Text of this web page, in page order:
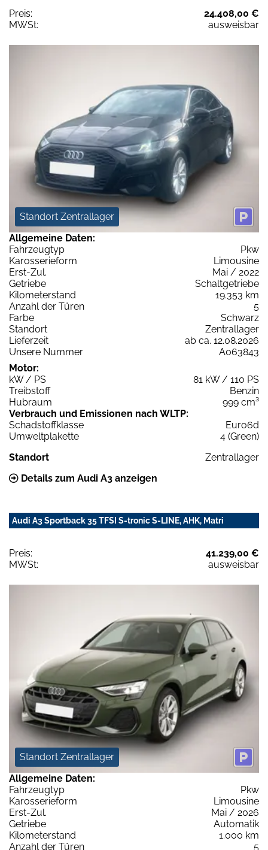
Preis:
24.408,00 €
MWSt:
ausweisbar
Standort Zentrallager
Allgemeine Daten:
Fahrzeugtyp
Pkw
Karosserieform
Limousine
Erst-Zul.
Mai / 2022
Getriebe
Schaltgetriebe
Kilometerstand
19.353 km
Anzahl der Türen
5
Farbe
Schwarz
Standort
Zentrallager
Lieferzeit
ab ca. 12.08.2026
Unsere Nummer
A063843
Motor:
kW / PS
81 kW / 110 PS
Treibstoff
Benzin
Hubraum
999 cm³
Verbrauch und Emissionen nach WLTP:
Schadstoffklasse
Euro6d
Umweltplakette
4 (Green)
Standort
Zentrallager
Details zum Audi A3 anzeigen
Audi A3 Sportback 35 TFSI S-tronic S-LINE, AHK, Matri
Preis:
41.239,00 €
MWSt:
ausweisbar
Standort Zentrallager
Allgemeine Daten:
Fahrzeugtyp
Pkw
Karosserieform
Limousine
Erst-Zul.
Mai / 2026
Getriebe
Automatik
Kilometerstand
1.000 km
Anzahl der Türen
5